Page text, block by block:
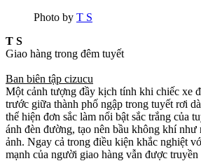
Photo by T S
T S
Giao hàng trong đêm tuyết
Ban biên tập cizucu
Một cảnh tượng đầy kịch tính khi chiếc xe
trước giữa thành phố ngập trong tuyết rơi
thể hiện đơn sắc làm nổi bật sắc trắng của
ánh đèn đường, tạo nên bầu không khí như
ảnh. Ngay cả trong điều kiện khắc nghiệt
mạnh của người giao hàng vẫn được truyền